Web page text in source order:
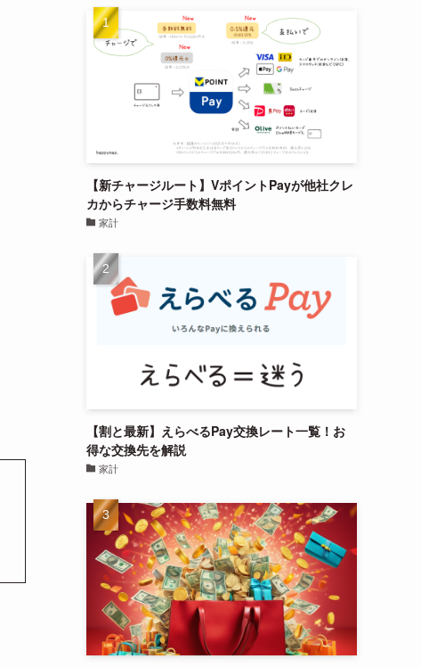
【新チャージルート】VポイントPayが他社クレ
カからチャージ手数料無料
家計
【割と最新】えらべるPay交換レート一覧！お
得な交換先を解説
家計